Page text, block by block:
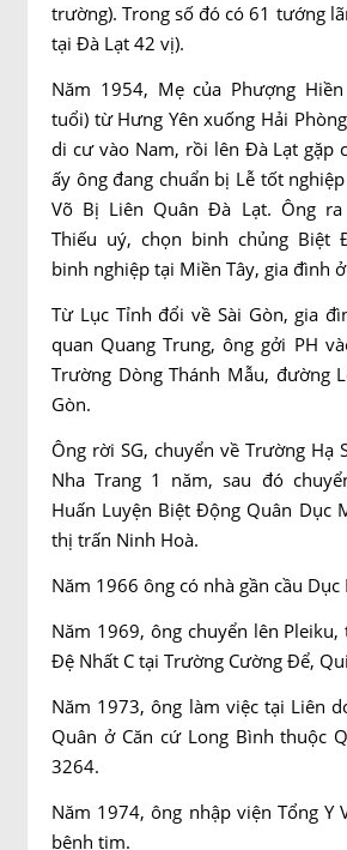
trường). Trong số đó có 61 tướng
tại Đà Lạt 42 vị).
Năm 1954, Mẹ của Phượng
tuổi) từ Hưng Yên xuống Hải
di cư vào Nam, rồi lên Đà Lạt gặp
ấy ông đang chuẩn bị Lễ tốt
Võ Bị Liên Quân Đà Lạt. Ông
Thiếu uý, chọn binh chủng Biệt
binh nghiệp tại Miền Tây, gia đình
Từ Lục Tỉnh đổi về Sài Gòn, gia
quan Quang Trung, ông gởi PH
Trường Dòng Thánh Mẫu, đường
Gòn.
Ông rời SG, chuyển về Trường Hạ
Nha Trang 1 năm, sau đó
Huấn Luyện Biệt Động Quân Dục
thị trấn Ninh Hoà.
Năm 1966 ông có nhà gần cầu Dục
Năm 1969, ông chuyển lên
Đệ Nhất C tại Trường Cường Để,
Năm 1973, ông làm việc tại Liên
Quân ở Căn cứ Long Bình thuộc
3264.
Năm 1974, ông nhập viện Tổng Y
bệnh tim.